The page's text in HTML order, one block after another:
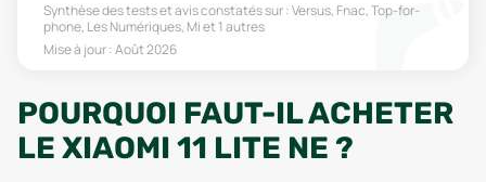
Synthèse des tests et avis constatés sur :Versus, Fnac, Top-for-
phone, Les Numériques, Miet 1 autres
Mise à jour :Août 2026
POURQUOI FAUT-IL ACHETER
LE XIAOMI 11 LITE NE ?